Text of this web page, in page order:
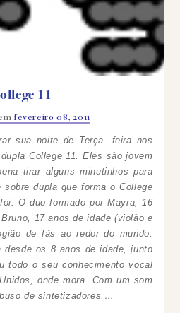
11
fevereiro 08, 2011
sua noite de Terça- feira nos
College 11. Eles são jovem
tirar alguns minutinhos para
sobre dupla que forma o College
O duo formado por Mayra, 16
17 anos de idade (violão e
de fãs ao redor do mundo.
desde os 8 anos de idade, junto
todo o seu conhecimento vocal
onde mora. Com um som
de sintetizadores,…